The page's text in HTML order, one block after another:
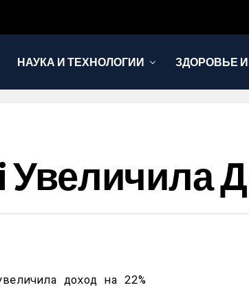
НАУКА И ТЕХНОЛОГИИ ЗДОРОВЬЕ
Увеличила